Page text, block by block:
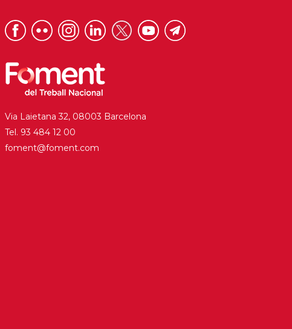
Via Laietana 32, 08003 Barcelona
Tel. 93 484 12 00
foment@foment.com